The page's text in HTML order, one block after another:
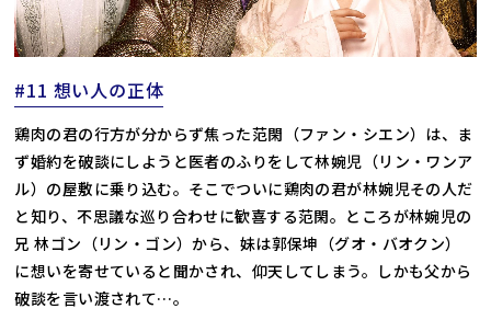
#11 想い人の正体
鶏肉の君の行方が分からず焦った范閑（ファン・シエン）は、ま
ず婚約を破談にしようと医者のふりをして林婉児（リン・ワンア
ル）の屋敷に乗り込む。そこでついに鶏肉の君が林婉児その人だ
と知り、不思議な巡り合わせに歓喜する范閑。ところが林婉児の
兄 林ゴン（リン・ゴン）から、妹は郭保坤（グオ・バオクン）
に想いを寄せていると聞かされ、仰天してしまう。しかも父から
破談を言い渡されて…。